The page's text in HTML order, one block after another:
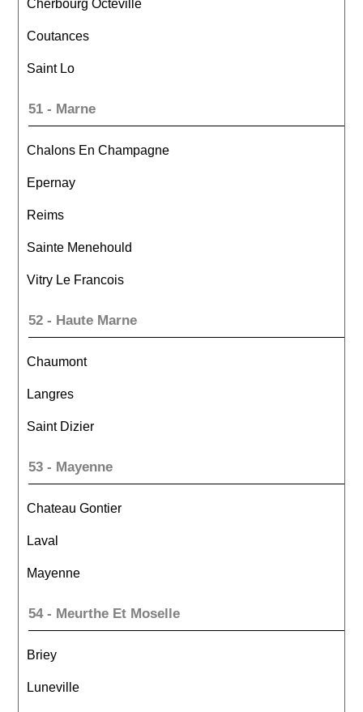
Cherbourg Octeville
Coutances
Saint Lo
51 - Marne
Chalons En Champagne
Epernay
Reims
Sainte Menehould
Vitry Le Francois
52 - Haute Marne
Chaumont
Langres
Saint Dizier
53 - Mayenne
Chateau Gontier
Laval
Mayenne
54 - Meurthe Et Moselle
Briey
Luneville